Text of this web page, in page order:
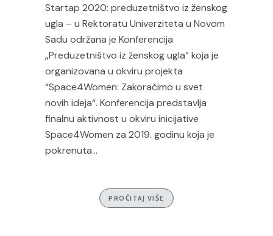
Startap 2020: preduzetništvo iz ženskog
ugla – u Rektoratu Univerziteta u Novom
Sadu održana je Konferencija
„Preduzetništvo iz ženskog ugla“ koja je
organizovana u okviru projekta
“Space4Women: Zakoračimo u svet
novih ideja“. Konferencija predstavlja
finalnu aktivnost u okviru inicijative
Space4Women za 2019. godinu koja je
pokrenuta...
PROČITAJ VIŠE